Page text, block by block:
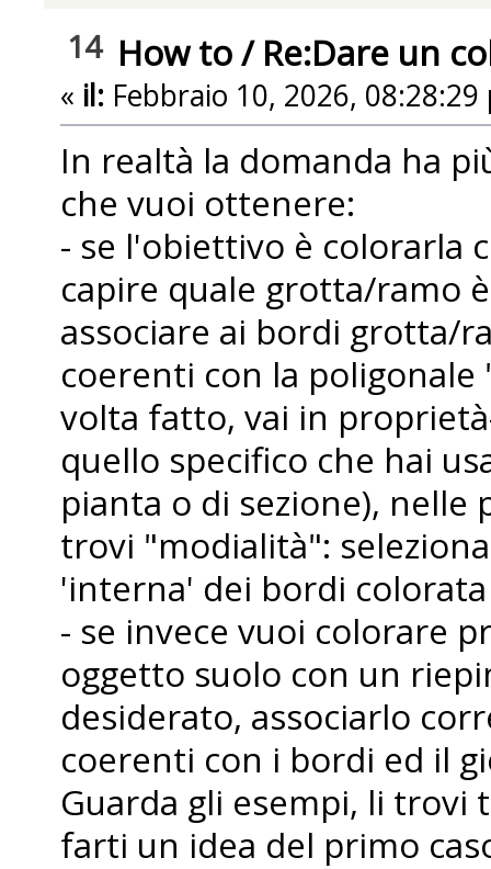
14 How to/ Re:Dare un
« il: Febbraio 10, 2026, 08:28:29
In realtà la domanda ha
che vuoi ottenere:
- se l'obiettivo è colorarla
capire quale grotta/ramo
associare ai bordi grotta/
coerenti con la
volta fatto, vai in
quello specifico che hai
pianta o di sezione),
trovi "modialità":
'interna' dei bordi
- se invece vuoi colorare
oggetto suolo con un
desiderato, associarlo
coerenti con i bordi ed il
Guarda gli esempi, li
farti un idea del primo